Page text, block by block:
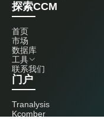
探索CCM
首页
市场
数据库
工具
联系我们
门户
Tranalysis
Kcomber